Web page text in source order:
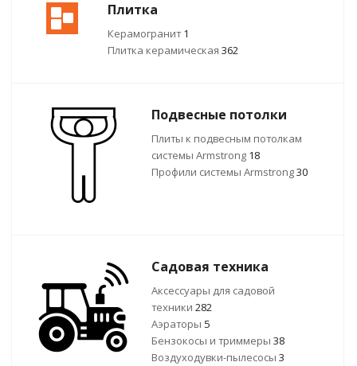
Плитка
Керамогранит1
Плитка керамическая 362
Подвесные потолки
Плиты к подвесным потолкам
системы Armstrong 18
Профили системы Armstrong30
Садовая техника
Аксессуары для садовой
техники 282
Аэраторы 5
Бензокосы и триммеры 38
Воздуходувки-пылесосы 3